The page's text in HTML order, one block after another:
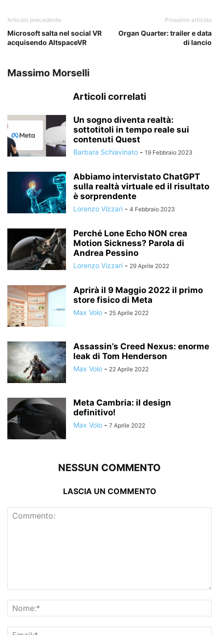
Articolo precedente
Microsoft salta nel social VR
acquisendo AltspaceVR
Prossimo articolo
Organ Quarter: trailer e data
di lancio
Massimo Morselli
Articoli correlati
Un sogno diventa realtà:
sottotitoli in tempo reale sui
contenuti Quest
Barbara Schiavinato - 19 Febbraio 2023
Abbiamo intervistato ChatGPT
sulla realtà virtuale ed il risultato
è sorprendente
Lorenzo Vizzari - 4 Febbraio 2023
Perché Lone Echo NON crea
Motion Sickness? Parola di
Andrea Pessino
Lorenzo Vizzari - 29 Aprile 2022
Aprirà il 9 Maggio 2022 il primo
store fisico di Meta
Max Volo - 25 Aprile 2022
Assassin’s Creed Nexus: enorme
leak di Tom Henderson
Max Volo - 22 Aprile 2022
Meta Cambria: il design
definitivo!
Max Volo - 7 Aprile 2022
NESSUN COMMENTO
LASCIA UN COMMENTO